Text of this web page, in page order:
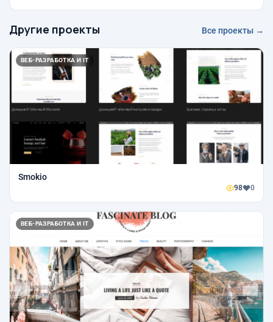
Другие проекты Все проекты →
ВЕБ-РАЗРАБОТКА И IT
Smokio
98 0
ВЕБ-РАЗРАБОТКА И IT